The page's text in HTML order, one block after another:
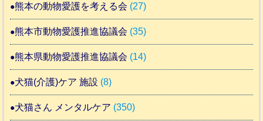
熊本の動物愛護を考える会 (27)
熊本市動物愛護推進協議会 (35)
熊本県動物愛護推進協議会 (14)
犬猫(介護)ケア 施設 (8)
犬猫さん メンタルケア (350)